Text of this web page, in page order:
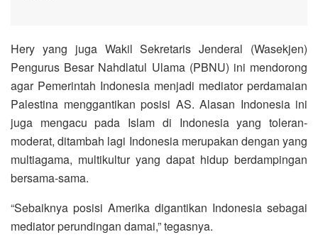
Hery yang juga Wakil Sekretaris Jenderal (Wasekjen)
Pengurus Besar Nahdlatul Ulama (PBNU) ini mendorong
agar Pemerintah Indonesia menjadi mediator perdamaian
Palestina menggantikan posisi AS. Alasan Indonesia ini
juga mengacu pada Islam di Indonesia yang toleran-
moderat, ditambah lagi Indonesia merupakan dengan yang
multiagama, multikultur yang dapat hidup berdampingan
bersama-sama.
“Sebaiknya posisi Amerika digantikan Indonesia sebagai
mediator perundingan damai,” tegasnya.